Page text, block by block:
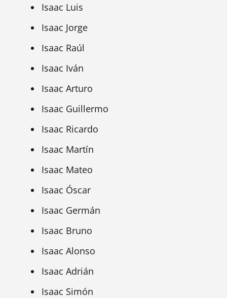
Isaac Luis
Isaac Jorge
Isaac Raúl
Isaac Iván
Isaac Arturo
Isaac Guillermo
Isaac Ricardo
Isaac Martín
Isaac Mateo
Isaac Óscar
Isaac Germán
Isaac Bruno
Isaac Alonso
Isaac Adrián
Isaac Simón